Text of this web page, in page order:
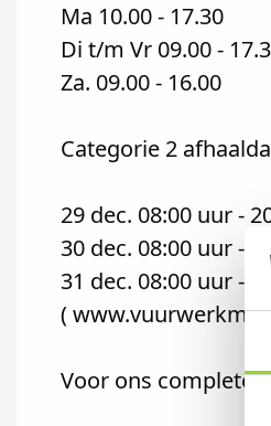
Ma 10.00 - 17.30
Di t/m Vr 09.00 -
Za. 09.00 - 16.00
Categorie 2
29 dec. 08:00 uur -
30 dec. 08:00 uur -
31 dec. 08:00 uur -
(
Voor ons complete